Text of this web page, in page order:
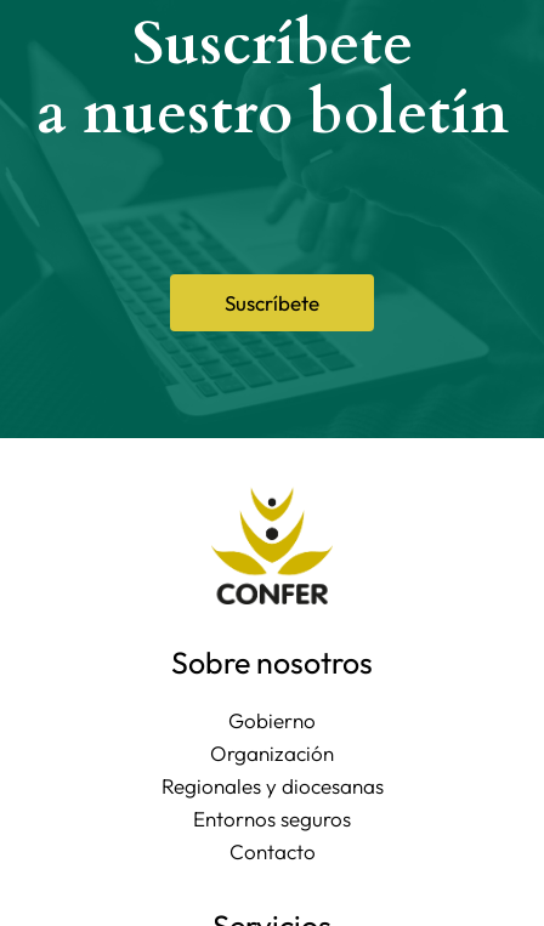
Suscríbete
Suscríbete
a nuestro boletín
Sobre nosotros
Gobierno
Organización
Regionales y diocesanas
Entornos seguros
Contacto